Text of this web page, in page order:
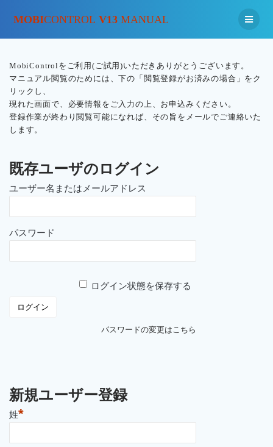
MOBICONTROL V13 MANUAL
MobiControlをご利用(ご試用)いただきありがとうございます。
マニュアル閲覧のためには、下の「閲覧登録がお済みの場合」をク
リックし、
現れた画面で、必要情報をご入力の上、お申込みください。
登録作業が終わり閲覧可能になれば、その旨をメールでご連絡いた
します。
既存ユーザのログイン
ユーザー名またはメールアドレス
パスワード
ログイン状態を保存する
パスワードの変更はこちら
新規ユーザー登録
姓*